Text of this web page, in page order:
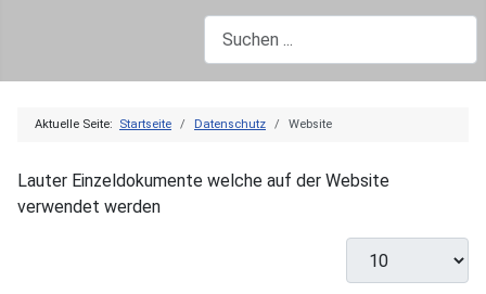
Aktuelle Seite: Startseite Datenschutz Website
Lauter Einzeldokumente welche auf der Website
verwendet werden
Anzeige #